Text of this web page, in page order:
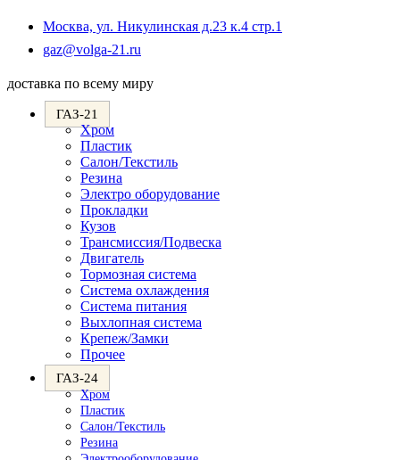
Москва, ул. Никулинская д.23 к.4 стр.1
gaz@volga-21.ru
вашем
доставка по всему миру
ГАЗ-21
Хром
Пластик
Салон/Текстиль
Резина
Электро оборудование
Прокладки
Кузов
Трансмиссия/Подвеска
Двигатель
Тормозная система
Система охлаждения
Система питания
Выхлопная система
Крепеж/Замки
Прочее
ГАЗ-24
Хром
Пластик
Салон/Текстиль
Резина